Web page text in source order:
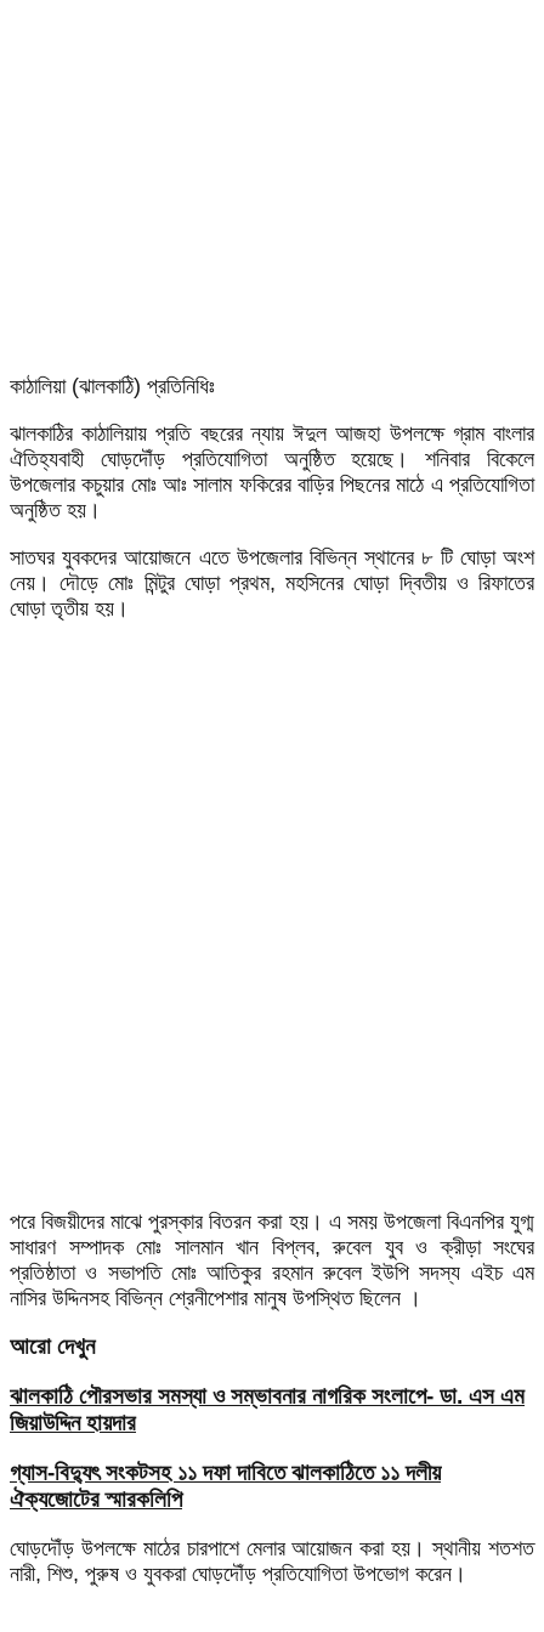
কাঠালিয়া (ঝালকাঠি) প্রতিনিধিঃ
ঝালকাঠির কাঠালিয়ায় প্রতি বছরের ন্যায় ঈদুল আজহা উপলক্ষে গ্রাম বাংলার
ঐতিহ্যবাহী ঘোড়দৌঁড় প্রতিযোগিতা অনুষ্ঠিত হয়েছে। শনিবার বিকেলে
উপজেলার কচুয়ার মোঃ আঃ সালাম ফকিরের বাড়ির পিছনের মাঠে এ প্রতিযোগিতা
অনুষ্ঠিত হয়।
সাতঘর যুবকদের আয়োজনে এতে উপজেলার বিভিন্ন স্থানের ৮ টি ঘোড়া অংশ
নেয়। দৌড়ে মোঃ মিন্টুর ঘোড়া প্রথম, মহসিনের ঘোড়া দ্বিতীয় ও রিফাতের
ঘোড়া তৃতীয় হয়।
পরে বিজয়ীদের মাঝে পুরস্কার বিতরন করা হয়। এ সময় উপজেলা বিএনপির যুগ্ম
সাধারণ সম্পাদক মোঃ সালমান খান বিপ্লব, রুবেল যুব ও ক্রীড়া সংঘের
প্রতিষ্ঠাতা ও সভাপতি মোঃ আতিকুর রহমান রুবেল ইউপি সদস্য এইচ এম
নাসির উদ্দিনসহ বিভিন্ন শ্রেনীপেশার মানুষ উপস্থিত ছিলেন ।
আরো দেখুন
ঝালকাঠি পৌরসভার সমস্যা ও সম্ভাবনার নাগরিক সংলাপে- ডা. এস এম
জিয়াউদ্দিন হায়দার
গ্যাস-বিদ্যুৎ সংকটসহ ১১ দফা দাবিতে ঝালকাঠিতে ১১ দলীয়
ঐক্যজোটের স্মারকলিপি
ঘোড়দৌঁড় উপলক্ষে মাঠের চারপাশে মেলার আয়োজন করা হয়। স্থানীয় শতশত
নারী, শিশু, পুরুষ ও যুবকরা ঘোড়দৌঁড় প্রতিযোগিতা উপভোগ করেন।